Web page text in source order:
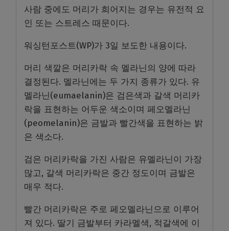
사람 중에도 머리가 희어지는 경우는 유전적 요
인 또는 스트레스 때문이다.
워싱턴포스트(WP)가 3일 보도한 내용이다.
머리 색깔은 머리카락 속 멜라닌의 양에 따라
결정된다. 멜라닌에는 두 가지 종류가 있다. 유
멜라닌(eumaelanin)은 검은색과 갈색 머리카
락을 표현하는 어두운 색소이며 페오멜라닌
(peomelanin)은 금발과 빨간색을 표현하는 밝
은 색소다.
검은 머리카락을 가진 사람은 유멜라닌이 가장
많고, 갈색 머리카락은 중간 정도이며 금발은
매우 적다.
빨간 머리카락은 주로 페오멜라닌으로 이루어
져 있다. 딸기 금발부터 카라멜색, 적갈색에 이